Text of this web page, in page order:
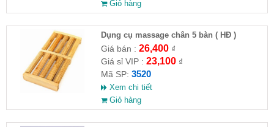
Giỏ hàng
Dụng cụ massage chân 5 bàn ( HĐ )
Giá bán : 26,400₫
Giá sỉ VIP : 23,100₫
Mã SP: 3520
Xem chi tiết
Giỏ hàng